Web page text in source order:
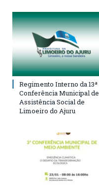
Regimento Interno da 13ª
Conferência Municipal de
Assistência Social de
Limoeiro do Ajuru